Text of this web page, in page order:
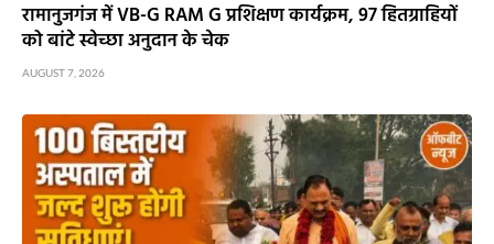
रामानुजगंज में VB-G RAM G प्रशिक्षण कार्यक्रम, 97 हितग्राहियों
को बांटे स्वेच्छा अनुदान के चेक
AUGUST 7, 2026